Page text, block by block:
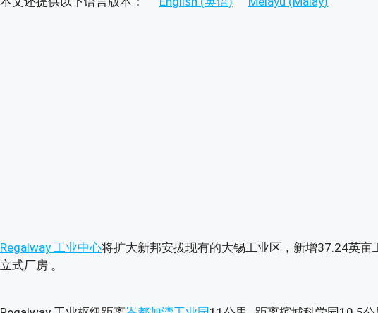
Regalway 工业中心将扩大新邦安拔现有的大锡工业区，新增37.24英
立式厂房 。